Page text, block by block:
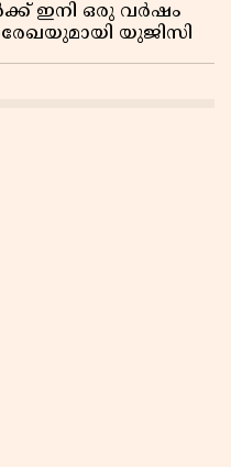
ഇനി ഒരു വർഷം
യുജിസി